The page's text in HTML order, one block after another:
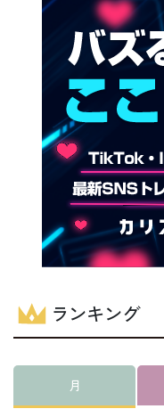
ランキング
月